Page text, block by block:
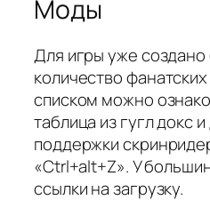
Моды
Для игры уже
количество
списком можно
таблица из гугл докс
поддержки
«Ctrl+alt+Z». У
ссылки на загрузку.